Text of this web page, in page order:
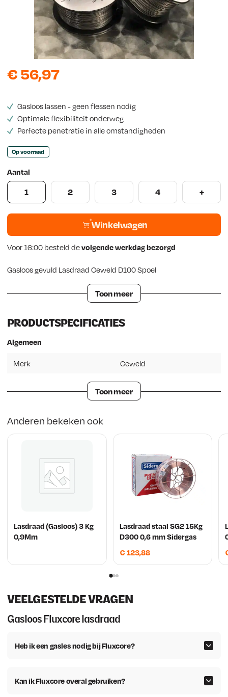
w
s
€56,97
Gasloos lassen - geen flessen nodig
Optimale flexibiliteit onderweg
Perfecte penetratie in alle omstandigheden
Op voorraad
Aantal
1 2 3 4 +
Winkelwagen
Voor 16:00 besteld devolgende werkdag bezorgd
Gasloos gevuld Lasdraad Ceweld D100 Spoel
Toon meer
PRODUCTSPECIFICATIES
Algemeen
Merk Ceweld
Toon meer
Anderen bekeken ook
Lasdraad (Gasloos) 3 Kg
0,9Mm
Lasdraad staal SG2 15Kg
D300 0,6 mm Sidergas
€ 123,88
VEELGESTELDE VRAGEN
Gasloos Fluxcore lasdraad
Heb ik een gasles nodig bij Fluxcore?
Kan ik Fluxcore overal gebruiken?